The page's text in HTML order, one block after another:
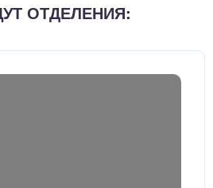
ОТДЕЛЕНИЯ: